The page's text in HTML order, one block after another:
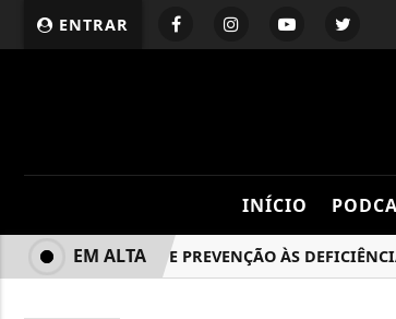
ENTRAR
INÍCIO
SEMANA DE PREVENÇÃO ÀS DEFICIÊNCIAS
EM ALTA